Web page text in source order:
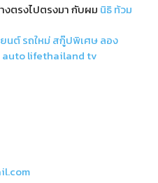
างตรงไปตรงมา กับผม นิธิ ท้วม
นต์รถใหม่สกู๊ปพิเศษลอง
auto lifethailand tv